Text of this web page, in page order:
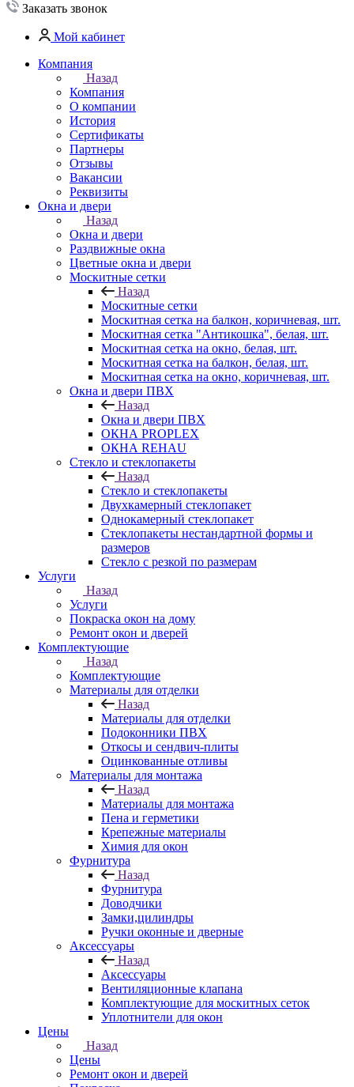
Заказать звонок
Мой кабинет
Компания
Назад
Компания
О компании
История
Сертификаты
Партнеры
Отзывы
Вакансии
Реквизиты
Окна и двери
Назад
Окна и двери
Раздвижные окна
Цветные окна и двери
Москитные сетки
Назад
Москитные сетки
Москитная сетка на балкон, коричневая, шт.
Москитная сетка "Антикошка", белая, шт.
Москитная сетка на окно, белая, шт.
Москитная сетка на балкон, белая, шт.
Москитная сетка на окно, коричневая, шт.
Окна и двери ПВХ
Назад
Окна и двери ПВХ
ОКНА PROPLEX
ОКНА REHAU
Стекло и стеклопакеты
Назад
Стекло и стеклопакеты
Двухкамерный стеклопакет
Однокамерный стеклопакет
Стеклопакеты нестандартной формы и
размеров
Стекло с резкой по размерам
Услуги
Назад
Услуги
Покраска окон на дому
Ремонт окон и дверей
Комплектующие
Назад
Комплектующие
Материалы для отделки
Назад
Материалы для отделки
Подоконники ПВХ
Откосы и сендвич-плиты
Оцинкованные отливы
Материалы для монтажа
Назад
Материалы для монтажа
Пена и герметики
Крепежные материалы
Химия для окон
Фурнитура
Назад
Фурнитура
Доводчики
Замки,цилиндры
Ручки оконные и дверные
Аксессуары
Назад
Аксессуары
Вентиляционные клапана
Комплектующие для москитных сеток
Уплотнители для окон
Цены
Назад
Цены
Ремонт окон и дверей